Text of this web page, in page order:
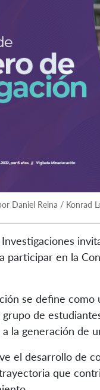
Daniel Reina / Konrad
participar en la
se define
de
la generación de
el desarrollo de
que